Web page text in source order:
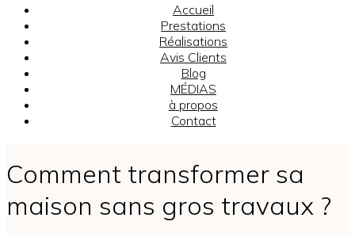
Accueil
Prestations
Réalisations
Avis Clients
Blog
MÉDIAS
à propos
Contact
Comment transformer sa
maison sans gros travaux ?